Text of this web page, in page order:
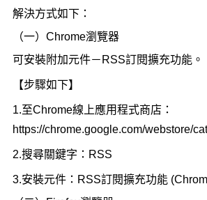
解決方式如下：
（一）Chrome瀏覽器
可安裝附加元件－RSS訂閱擴充功能。
【步驟如下】
1.至Chrome線上應用程式商店：
https://chrome.google.com/webstore/
2.搜尋關鍵字：RSS
3.安裝元件：RSS訂閱擴充功能